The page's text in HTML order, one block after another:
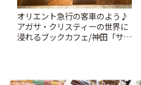
オリエント急行の客車のよう♪
アガサ・クリスティーの世界に
浸れるブックカフェ/神田「サロ